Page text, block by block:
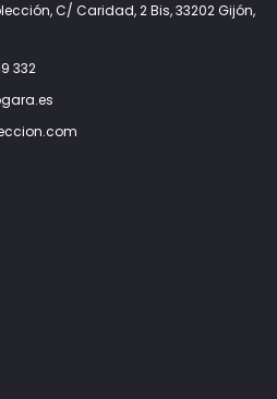
C/ Caridad, 2 Bis, 33202 Gijón,
332